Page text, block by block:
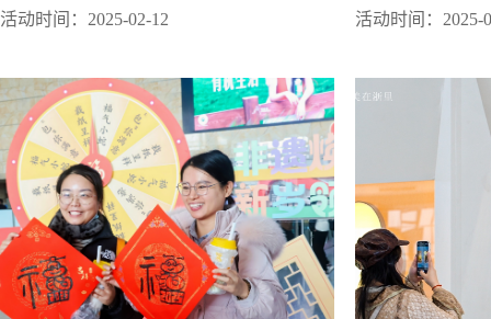
活动时间：2025-02-12 活动时间：2025-